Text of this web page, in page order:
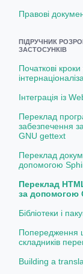
Правові
ПІДРУЧНИК
ЗАСТОСУНКІВ
Початкові кроки
Інтеграція із
Переклад
забезпечення
GNU gettext
Переклад
допомогою
Переклад
за допомогою
Бібліотеки і
Попередження
складників
Building a